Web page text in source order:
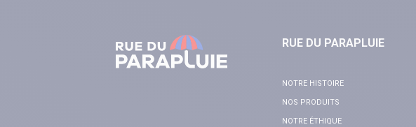
RUE DU PARAPLUIE
NOTRE HISTOIRE
NOS PRODUITS
NOTRE ÉTHIQUE